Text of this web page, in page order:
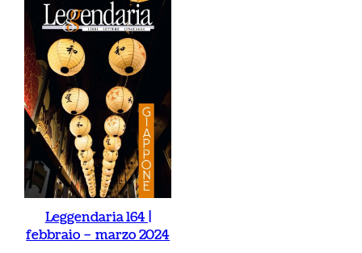
Leggendaria 164 |
febbraio – marzo 2024